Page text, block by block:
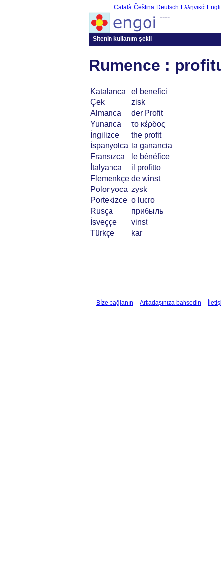
Català Čeština Deutsch Ελληνικά
----
Sitenin kullanım şekli
Rumence :
Katalanca
el benefici
Çek
zisk
Almanca
der Profit
Yunanca
το κέρδος
İngilizce
the profit
İspanyolca
la ganancia
Fransızca
le bénéfice
İtalyanca
il profitto
Flemenkçe de winst
Polonyoca zysk
Portekizce o lucro
Rusça
прибыль
İsveççe
vinst
Türkçe
kar
Bİze bağlanın Arkadaşınıza bahsedin